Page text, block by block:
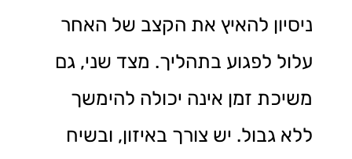
ניסיון להאיץ את הקצב של האחר
עלול לפגוע בתהליך. מצד שני, גם
משיכת זמן אינה יכולה להימשך
ללא גבול. יש צורך באיזון, ובשיח